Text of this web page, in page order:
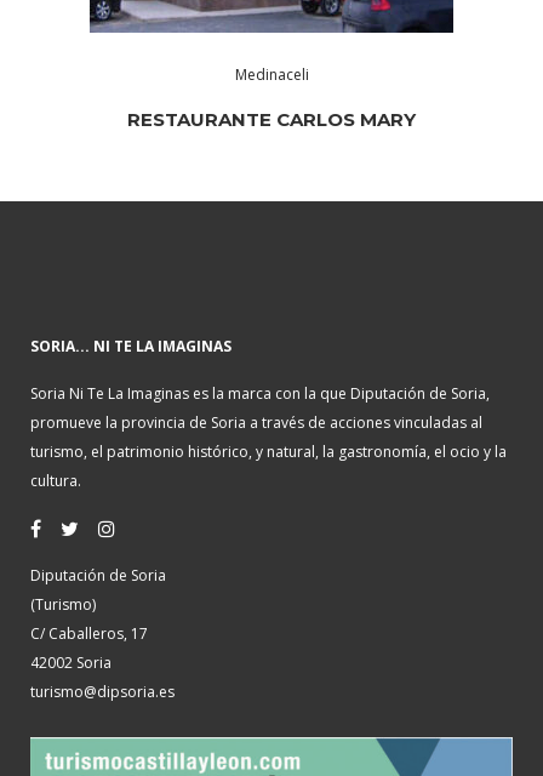
Medinaceli
RESTAURANTE CARLOS MARY
SORIA... NI TE LA IMAGINAS
Soria Ni Te La Imaginas es la marca con la que Diputación de Soria,
promueve la provincia de Soria a través de acciones vinculadas al
turismo, el patrimonio histórico, y natural, la gastronomía, el ocio y la
cultura.
Diputación de Soria
(Turismo)
C/ Caballeros, 17
42002 Soria
turismo@dipsoria.es